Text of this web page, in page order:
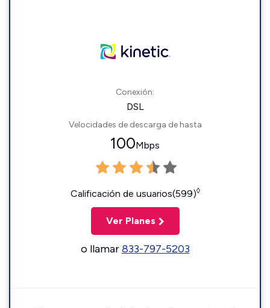
Conexión:
DSL
Velocidades de descarga de hasta
100Mbps
Calificación de usuarios(599)◊
Ver Planes
o llamar833-797-5203